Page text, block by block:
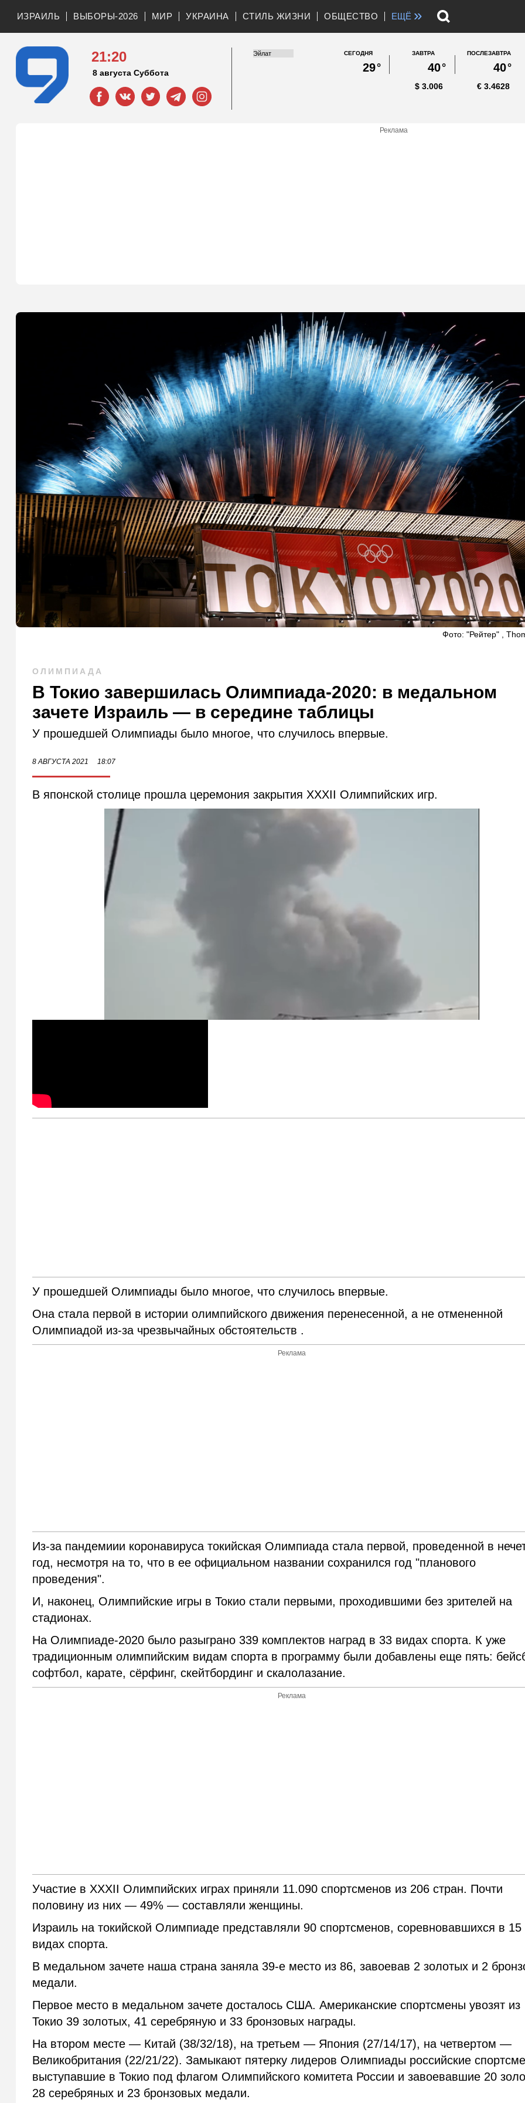
ИЗРАИЛЬ ВЫБОРЫ-2026 МИР УКРАИНА СТИЛЬ ЖИЗНИ ОБЩЕСТВО ЕЩЁ »
21:20
8 августа Суббота
СЕГОДНЯ
29°
ЗАВТРА
40°
ПОСЛЕЗАВТРА
40°
3.006
$ 3.4628
€
Реклама
Фото: "Рейтер" ,
ОЛИМПИАДА
В Токио завершилась Олимпиада-2020: в медальном
зачете Израиль — в середине таблицы
У прошедшей Олимпиады было многое, что случилось впервые.
8 АВГУСТА 2021 18:07
В японской столице прошла церемония закрытия XXXII Олимпийских игр.
У прошедшей Олимпиады было многое, что случилось впервые.
Она стала первой в истории олимпийского движения перенесенной, а не отмененной
Олимпиадой из-за чрезвычайных обстоятельств .
Реклама
Из-за пандемиии коронавируса токийская Олимпиада стала первой, проведенной в
год, несмотря на то, что в ее официальном названии сохранился год "планового
проведения".
И, наконец, Олимпийские игры в Токио стали первыми, проходившими без зрителей на
стадионах.
На Олимпиаде-2020 было разыграно 339 комплектов наград в 33 видах спорта. К уже
традиционным олимпийским видам спорта в программу были добавлены еще пять:
софтбол, карате, сёрфинг, скейтбординг и скалолазание.
Реклама
Участие в XXXII Олимпийских играх приняли 11.090 спортсменов из 206 стран. Почти
половину из них — 49% — составляли женщины.
Израиль на токийской Олимпиаде представляли 90 спортсменов, соревновавшихся в 15
видах спорта.
В медальном зачете наша страна заняла 39-е место из 86, завоевав 2 золотых и 2
медали.
Первое место в медальном зачете досталось США. Американские спортсмены увозят из
Токио 39 золотых, 41 серебряную и 33 бронзовых награды.
На втором месте — Китай (38/32/18), на третьем — Япония (27/14/17), на четвертом —
Великобритания (22/21/22). Замыкают пятерку лидеров Олимпиады российские
выступавшие в Токио под флагом Олимпийского комитета России и завоевавшие 20
28 серебряных и 23 бронзовых медали.